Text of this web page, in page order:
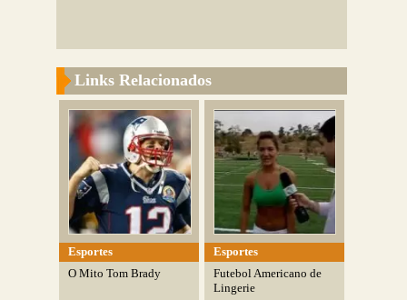
Links Relacionados
Esportes
O Mito Tom Brady
Esportes
Futebol Americano de
Lingerie